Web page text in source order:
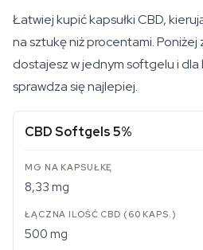
Łatwiej kupić kapsułki CBD,
na sztukę niż procentami.
dostajesz w jednym softgelu i
sprawdza się najlepiej.
CBD Softgels 5%
8,33 mg
500 mg